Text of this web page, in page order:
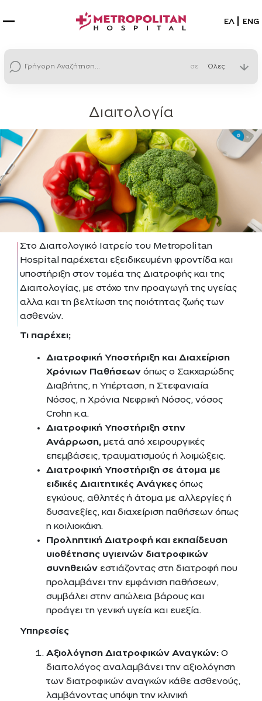
ΕΛ ENG
σε
Διαιτολογία
Στο Διαιτολογικό Ιατρείο του Metropolitan
Hospital παρέχεται εξειδικευμένη φροντίδα και
υποστήριξη στον τομέα της Διατροφής και της
Διαιτολογίας, με στόχο την προαγωγή της υγείας
αλλα και τη βελτίωση της ποιότητας ζωής των
ασθενών.
Τι παρέχει;
Διατροφική Υποστήριξη και Διαχείριση
Χρόνιων Παθήσεωνόπως ο Σακχαρώδης
Διαβήτης, η Υπέρταση, η Στεφανιαία
Νόσος, η Χρόνια Νεφρική Νόσος, νόσος
Crohn κ.α.
Διατροφική Υποστήριξη στην
Ανάρρωση,μετά από χειρουργικές
επεμβάσεις, τραυματισμούς ή λοιμώξεις.
Διατροφική Υποστήριξη σε άτομα με
ειδικές Διαιτητικές Ανάγκεςόπως
εγκύους, αθλητές ή άτομα με αλλεργίες ή
δυσανεξίες, και διαχείριση παθήσεων όπως
η κοιλιοκάκη.
Προληπτική Διατροφή και εκπαίδευση
υιοθέτησης υγιεινών διατροφικών
συνηθειών εστιάζοντας στη διατροφή που
προλαμβάνει την εμφάνιση παθήσεων,
συμβάλει στην απώλεια βάρους και
προάγει τη γενική υγεία και ευεξία.
Υπηρεσίες
Αξιολόγηση Διατροφικών Αναγκών:Ο
διαιτολόγος αναλαμβάνει την αξιολόγηση
των διατροφικών αναγκών κάθε ασθενούς,
λαμβάνοντας υπόψη την κλινική